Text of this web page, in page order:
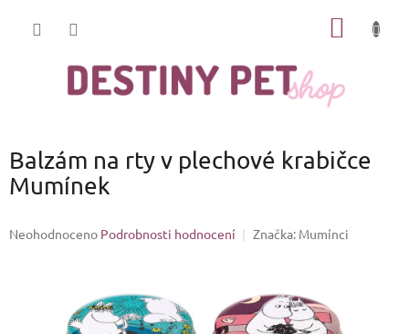
Balzám na rty v plechové krabičce
Mumínek
Průměrné
Neohodnoceno Podrobnosti hodnocení Značka: Mumínci